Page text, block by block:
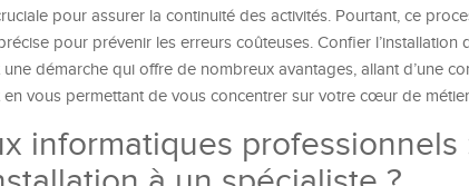
pour assurer la continuité des activités. Pourtant, ce
pour prévenir les erreurs coûteuses. Confier l’installation
une démarche qui offre de nombreux avantages, allant d’une
en vous permettant de vous concentrer sur votre cœur de
informatiques